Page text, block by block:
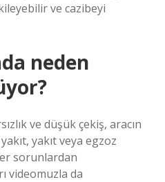
ve cazibeyi
neden
ve düşük çekiş, aracın
yakıt veya egzoz
sorunlardan
videomuzla da